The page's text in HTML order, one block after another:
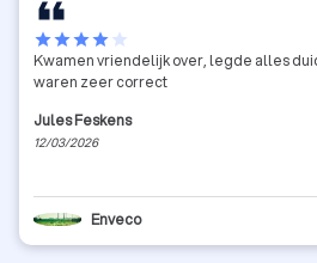
starstarstarstarstar
Kwamen vriendelijk over, legde alles
waren zeer correct
Jules Feskens
12/03/2026
Enveco